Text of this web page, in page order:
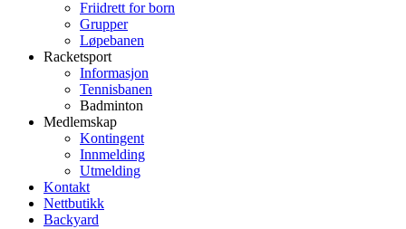
Friidrett for born
Grupper
Løpebanen
Racketsport
Informasjon
Tennisbanen
Badminton
Medlemskap
Kontingent
Innmelding
Utmelding
Kontakt
Nettbutikk
Backyard